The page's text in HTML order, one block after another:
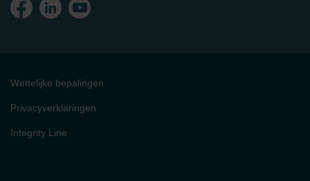
Wettelijke bepalingen
Privacyverklaringen
Integrity Line